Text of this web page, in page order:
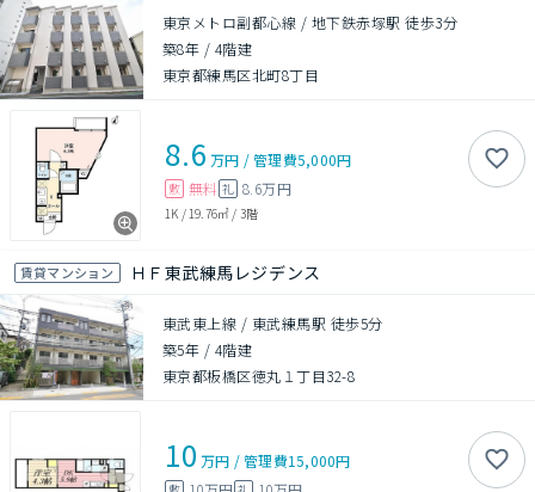
東京メトロ副都心線 / 地下鉄赤塚駅 徒歩3分
築8年 / 4階建
東京都練馬区北町8丁目
8.6 万円 /管理費5,000円
敷 無料 礼 8.6万円
1K / 19.76㎡ / 3階
賃貸マンション ＨＦ東武練馬レジデンス
東武東上線 / 東武練馬駅 徒歩5分
築5年 / 4階建
東京都板橋区徳丸１丁目32-8
10 万円 /管理費15,000円
敷 礼